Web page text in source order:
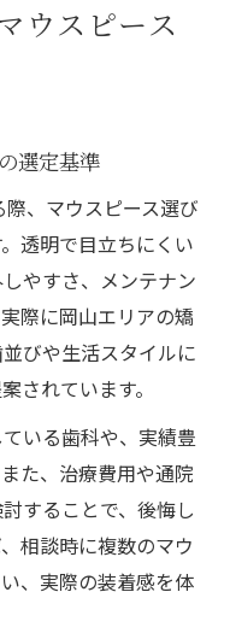
ウスピース
選定基準
、マウスピース選び
透明で目立ちにくい
やすさ、メンテナン
際に岡山エリアの矯
びや生活スタイルに
されています。
いる歯科や、実績豊
た、治療費用や通院
することで、後悔し
相談時に複数のマウ
、実際の装着感を体